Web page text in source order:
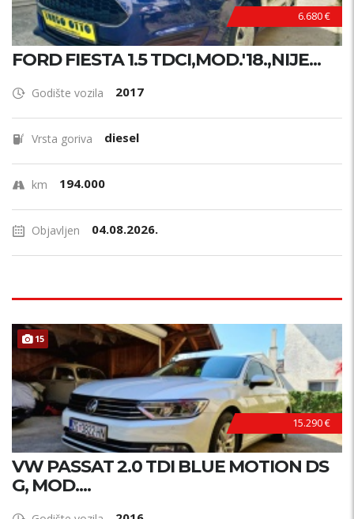
6.680 €
FORD FIESTA 1.5 TDCI,MOD.'18.,NIJE...
Godište vozila 2017
Vrsta goriva diesel
km 194.000
Objavljen 04.08.2026.
15
15.290 €
VW PASSAT 2.0 TDI BLUE MOTION DS
G, MOD....